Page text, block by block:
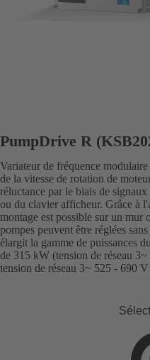
PumpDrive R
Variateur de fréquence
de la vitesse de rotation de
réluctance par le biais de
ou du clavier afficheur. Grâce à
montage est possible sur un mur
pompes peuvent être réglées
élargit la gamme de puissances
de 315 kW (tension de réseau
tension de réseau 3~ 525 - 690